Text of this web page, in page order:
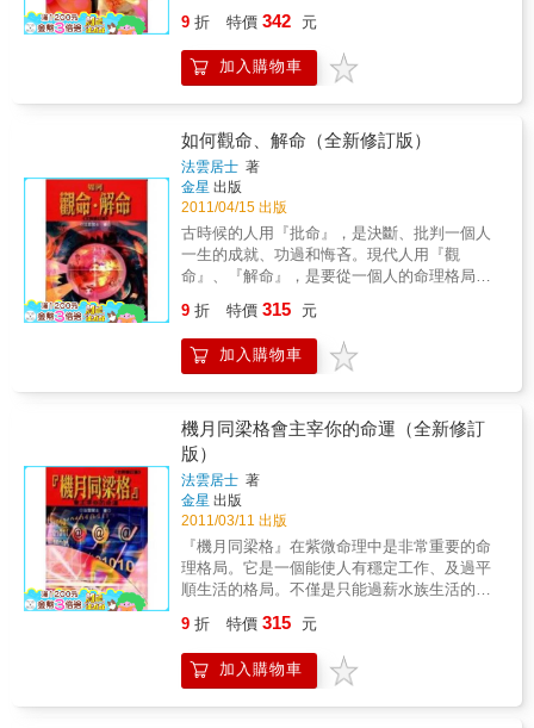
夠細膩、深入。◎清楚易學，讓你無師自通！
相較於其他市面上有關紫微斗數的書籍，此書
對星性的解析極為詳盡，不但有助於觀念的釐
清，書中詳述諸星在各宮的現象以及其所構成
在十二宮之論述書籍。◎說明由淺入深、精闢
到位！本書藉由淺顯的文字介紹剖析，幫助你
找出屬於自己的人生運勢、特質及未來方向。
此外，本書更詳述紫微斗數基本排盤五部曲，
介紹紫微斗數諸星之五行分類與廟旺利陷、二
十八星宿與紫微斗數之關係、紫微斗數之星
情、物化、類化，至於諸星所屬之物體與行業
別、所屬之神與崇拜之神、雙星星情等也多所
涉獵，對初學紫微斗數或有志研究之人士，可
掌握婚姻運就是掌握了人生中感情方面的順利
幸福，這是除了錢財之外，人人都想得到的東
西。誰又是主宰人們婚姻運的舵手呢？婚姻運
士以紫微命理的方式，幫你找出婚姻運的癥結
所在，再以時間上的特性，教你掌握自己的婚
姻運。並且幫助你檢驗人生和自己EQ的智商，
從而發展出情感、財利兼備的美滿人生！
9 折 特價 342 元
加入購物車
如何觀命、解命（全新修訂版）
法雲居士 著
金星 出版
2011/04/15 出版
古時候的人用『批命』，是決斷、批判一個人
一生的成就、功過和悔吝。現代人用『觀
命』、『解命』，是要從一個人的命理格局中
更順利的路。從觀命到解命的過程中需要運用
很多的人生智慧，但是我們可以用不斷的學習
就能豁然開朗的瞭解命運。法雲居士從紫微命
命』也徹底讓你弄清楚算命的正確方向。
9 折 特價 315 元
加入購物車
機月同梁格會主宰你的命運（全新修訂
版）
法雲居士 著
金星 出版
2011/03/11 出版
『機月同梁格』在紫微命理中是非常重要的命
理格局。它是一個能使人有穩定工作、及過平
順生活的格局。不僅是只能過薪水族生活的格
人的格局形式與星曜旺弱都不一樣，代表了每
個人命運凶吉刑剋。此格局完美的人能做大事
成大業，能由經年累月累積財富，或由經驗累
9 折 特價 315 元
加入購物車